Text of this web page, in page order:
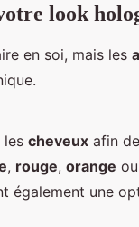
look
en soi, mais les
les cheveux afin
, rouge, orange
également une